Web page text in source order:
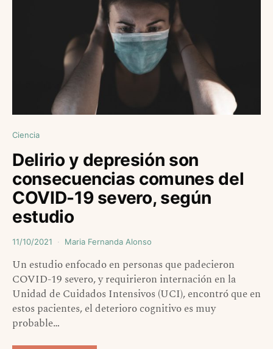
Ciencia
Delirio y depresión son
consecuencias comunes del
COVID-19 severo, según
estudio
11/10/2021 Maria Fernanda Alonso
Un estudio enfocado en personas que padecieron
COVID-19 severo, y requirieron internación en la
Unidad de Cuidados Intensivos (UCI), encontró que en
estos pacientes, el deterioro cognitivo es muy
probable…